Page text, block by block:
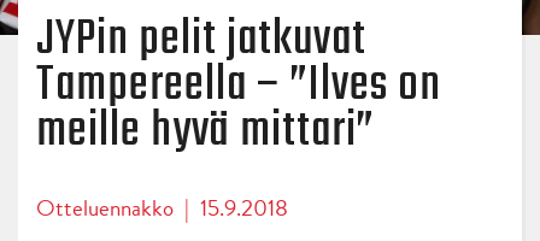
JYPin pelit jatkuvat
Tampereella – ”Ilves on
meille hyvä mittari”
Otteluennakko | 15.9.2018